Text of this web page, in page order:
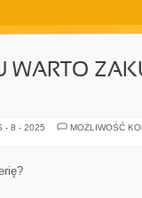
WARTO
- 8 - 2025
MOŻLIWOŚĆ